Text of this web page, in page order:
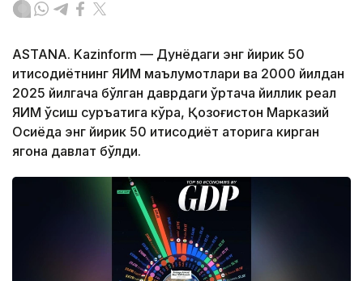
ASTANA. Kazinform — Дунёдаги энг йирик 50
иқтисодиётнинг ЯИМ маълумотлари ва 2000 йилдан
2025 йилгача бўлган даврдаги ўртача йиллик реал
ЯИМ ўсиш суръатига кўра, Қозоғистон Марказий
Осиёда энг йирик 50 иқтисодиёт қаторига кирган
ягона давлат бўлди.